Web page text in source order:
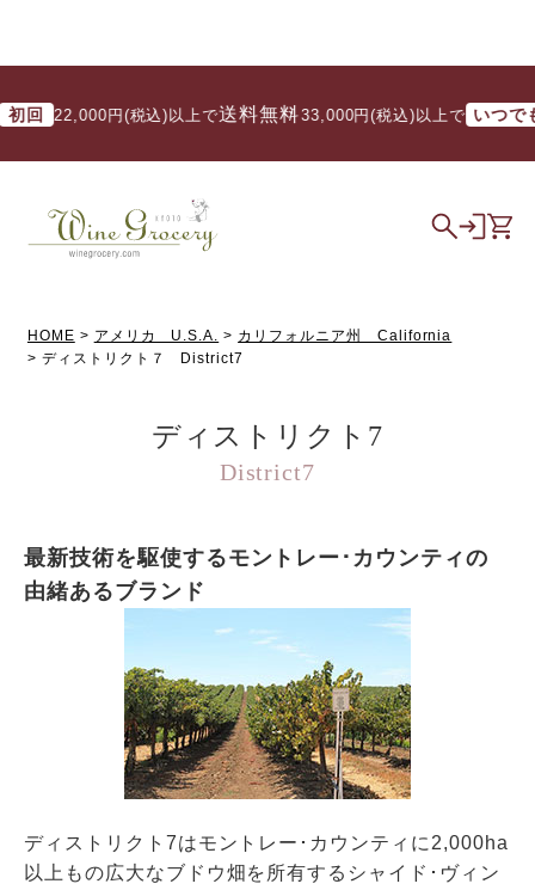
回 22,000円(税込)以上で送料無料/ 33,000円(税込)以上で いつでも
HOME アメリカ U.S.A.
カリフォルニア州 California
ディストリクト７ District7
ディストリクト7
District7
最新技術を駆使するモントレー･カウンティの
由緒あるブランド
ディストリクト7はモントレー･カウンティに2,000ha
以上もの広大なブドウ畑を所有するシャイド･ヴィン